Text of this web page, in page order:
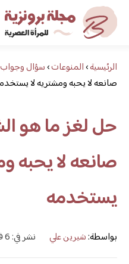
مجلة برونزيةالرئيسية›المنوعات›سؤال وجواب
صانعه لا يحبه ومشتريه لا
حل لغز ما هو
صانعه لا يحبه
يستخدمه
بواسطة:شيرين علي نشر في: 6 فبراير، 2020